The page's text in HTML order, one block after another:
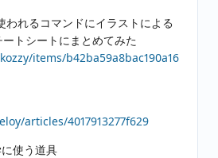
れるコマンドにイラストによる
トシートにまとめてみた
items/b42ba59a8bac190a16
articles/4017913277f629
使う道具